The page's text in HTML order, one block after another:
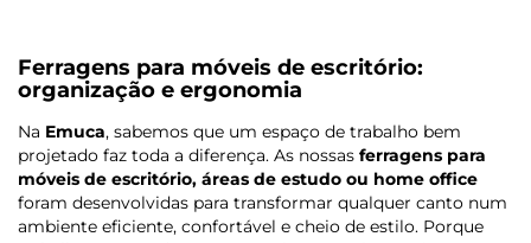
Ferragens para móveis de escritório:
organização e ergonomia
Na Emuca, sabemos que um espaço de trabalho bem
projetado faz toda a diferença. As nossas ferragens para
móveis de escritório, áreas de estudo ou home office
foram desenvolvidas para transformar qualquer canto num
ambiente eficiente, confortável e cheio de estilo. Porque